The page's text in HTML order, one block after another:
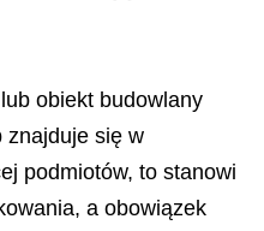
obiekt budowlany
znajduje się w
podmiotów, to stanowi
a obowiązek